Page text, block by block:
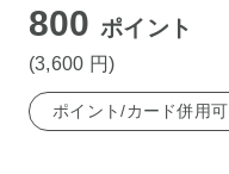
800ポイント
(3,600 円)
ポイント/カード併用可